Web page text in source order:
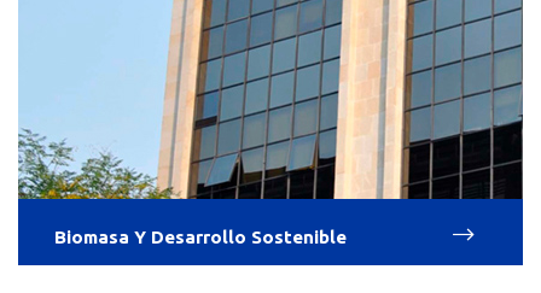
Biomasa Y Desarrollo Sostenible